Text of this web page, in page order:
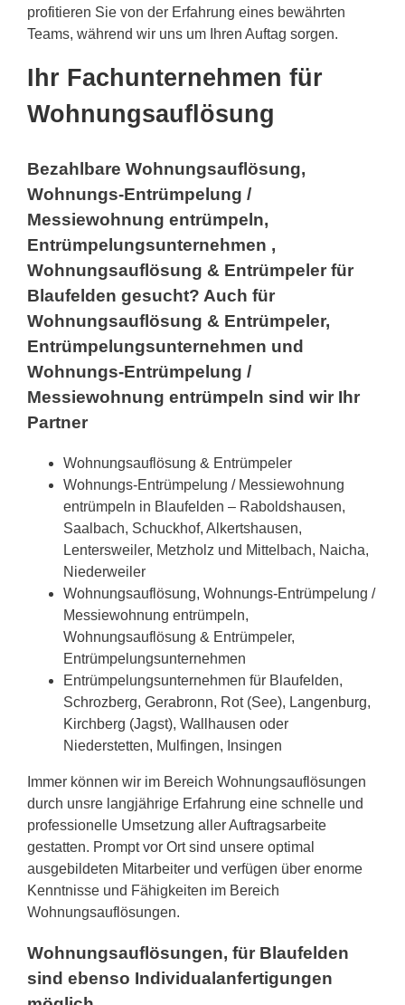
profitieren Sie von der Erfahrung eines bewährten
Teams, während wir uns um Ihren Auftag sorgen.
Ihr Fachunternehmen für
Wohnungsauflösung
Bezahlbare Wohnungsauflösung,
Wohnungs-Entrümpelung /
Messiewohnung entrümpeln,
Entrümpelungsunternehmen ,
Wohnungsauflösung & Entrümpeler für
Blaufelden gesucht? Auch für
Wohnungsauflösung & Entrümpeler,
Entrümpelungsunternehmen und
Wohnungs-Entrümpelung /
Messiewohnung entrümpeln sind wir Ihr
Partner
Wohnungsauflösung & Entrümpeler
Wohnungs-Entrümpelung / Messiewohnung
entrümpeln in Blaufelden – Raboldshausen,
Saalbach, Schuckhof, Alkertshausen,
Lentersweiler, Metzholz und Mittelbach, Naicha,
Niederweiler
Wohnungsauflösung, Wohnungs-Entrümpelung /
Messiewohnung entrümpeln,
Wohnungsauflösung & Entrümpeler,
Entrümpelungsunternehmen
Entrümpelungsunternehmen für Blaufelden,
Schrozberg, Gerabronn, Rot (See), Langenburg,
Kirchberg (Jagst), Wallhausen oder
Niederstetten, Mulfingen, Insingen
Immer können wir im Bereich Wohnungsauflösungen
durch unsre langjährige Erfahrung eine schnelle und
professionelle Umsetzung aller Auftragsarbeite
gestatten. Prompt vor Ort sind unsere optimal
ausgebildeten Mitarbeiter und verfügen über enorme
Kenntnisse und Fähigkeiten im Bereich
Wohnungsauflösungen.
Wohnungsauflösungen, für Blaufelden
sind ebenso Individualanfertigungen